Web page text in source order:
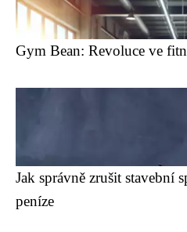
Gym Bean: Revoluce ve
Jak správně zrušit stavební
peníze